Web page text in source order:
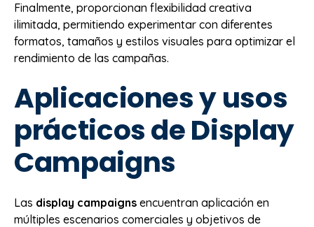
Finalmente, proporcionan flexibilidad creativa
ilimitada, permitiendo experimentar con diferentes
formatos, tamaños y estilos visuales para optimizar el
rendimiento de las campañas.
Aplicaciones y usos
prácticos de Display
Campaigns
Las display campaigns encuentran aplicación en
múltiples escenarios comerciales y objetivos de